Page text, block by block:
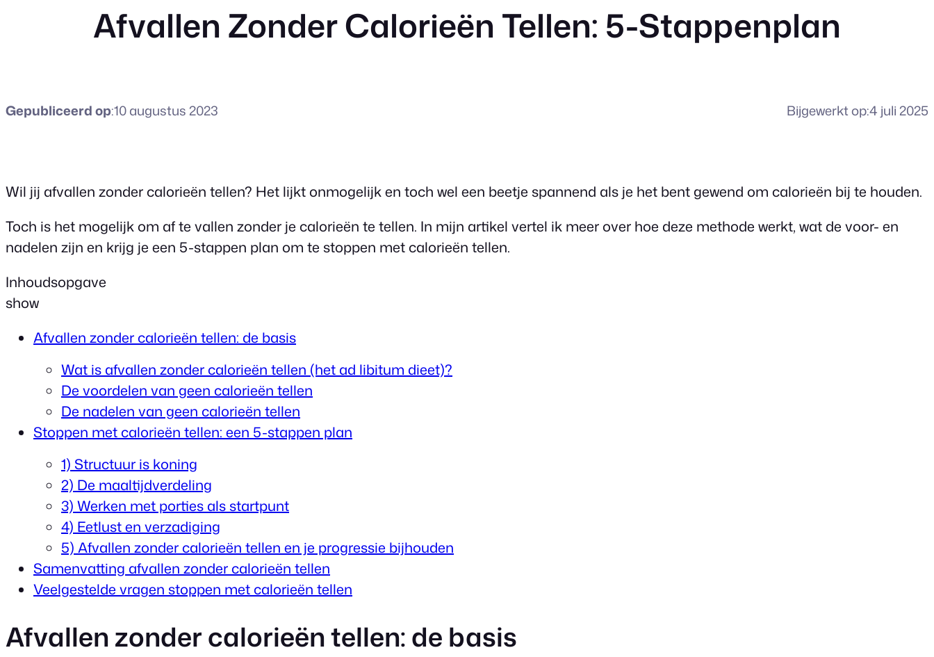
Afvallen Zonder Calorieën Tellen: 5-Stappenplan
Gepubliceerd op:10 augustus 2023 Bijgewerkt op:4 juli 2025
Wil jij afvallen zonder calorieën tellen? Het lijkt onmogelijk en toch wel een beetje spannend als je het bent gewend om calorieën bij te houden.
Toch is het mogelijk om af te vallen zonder je calorieën te tellen. In mijn artikel vertel ik meer over hoe deze methode werkt, wat de voor- en
nadelen zijn en krijg je een 5-stappen plan om te stoppen met calorieën tellen.
Inhoudsopgave
show
Afvallen zonder calorieën tellen: de basis
Wat is afvallen zonder calorieën tellen (het ad libitum dieet)?
De voordelen van geen calorieën tellen
De nadelen van geen calorieën tellen
Stoppen met calorieën tellen: een 5-stappen plan
1) Structuur is koning
2) De maaltijdverdeling
3) Werken met porties als startpunt
4) Eetlust en verzadiging
5) Afvallen zonder calorieën tellen en je progressie bijhouden
Samenvatting afvallen zonder calorieën tellen
Veelgestelde vragen stoppen met calorieën tellen
Afvallen zonder calorieën tellen: de basis